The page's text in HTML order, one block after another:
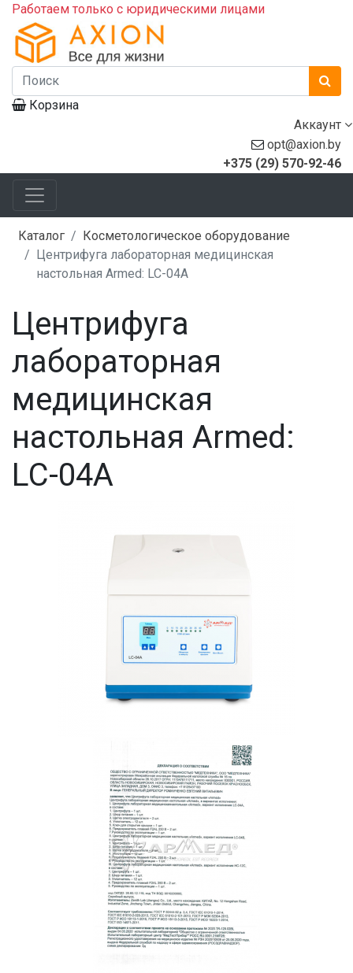
Работаем только с юридическими лицами
Корзина
Аккаунт
opt@axion.by
+375 (29) 570-92-46
Каталог
Косметологическое оборудование
Центрифуга лабораторная медицинская
настольная Armed: LC-04A
Центрифуга
лабораторная
медицинская
настольная Armed:
LC-04A